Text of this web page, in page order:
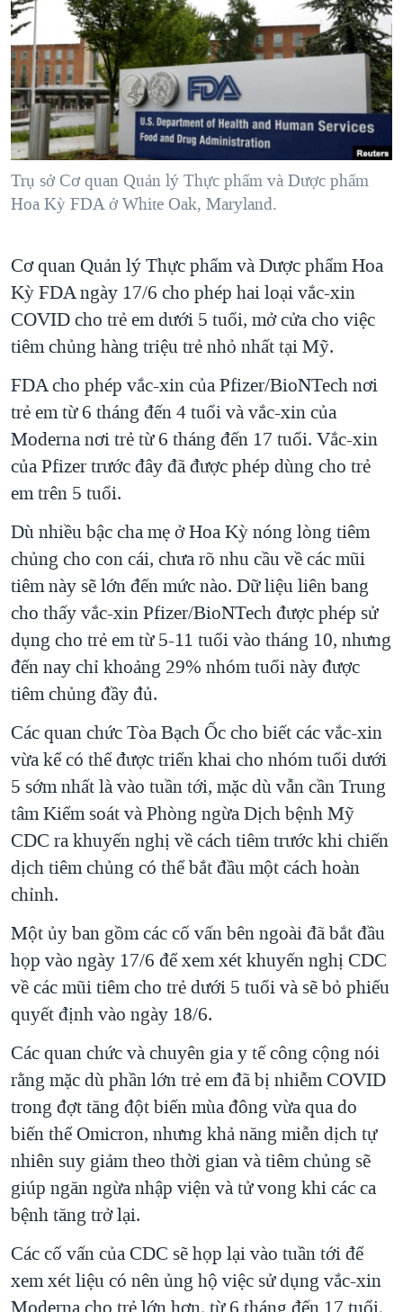
"Tìm" NGƯỜI VIỆT HẢI NGOẠI
ĐỜI SỐNG
KINH TẾ
KHOA HỌC
SỨC KHOẺ
VĂN HOÁ
THỂ THAO
TẠI
HÀNH TRÌNH BẦU CỬ 2024
MỘT NĂM CHIẾN TRANH TẠI DẢI GAZA
GIẢI MÃ VÀNH ĐAI & CON ĐƯỜNG
NGÀY TỊ NẠN THẾ GIỚI
GROUND ZERO – XƯA VÀ NAY
CÁC GIÁ TRỊ CỘNG HÒA Ở VIỆT NAM
THƯỢNG ĐỈNH TRUMP-KIM TẠI VIỆT NAM
TRỊNH VĨNH BÌNH VS. CHÍNH PHỦ VIỆT NAM
NGƯ DÂN VIỆT VÀ LÀN SÓNG TRỘM HẢI SÂM
BÊN KIA QUỐC LỘ: TIẾNG VỌNG TỪ NÔNG THÔN MỸ
QUAN HỆ VIỆT MỸ
VIDEO
NGHE
MẠNG XÃ HỘI
Ngôn ngữ khác
Trụ sở Cơ quan Quản lý Thực phẩm và Dược phẩm
Hoa Kỳ FDA ở White Oak, Maryland.
Cơ quan Quản lý Thực phẩm và Dược phẩm Hoa
Kỳ FDA ngày 17/6 cho phép hai loại vắc-xin
COVID cho trẻ em dưới 5 tuổi, mở cửa cho việc
tiêm chủng hàng triệu trẻ nhỏ nhất tại Mỹ.
FDA cho phép vắc-xin của Pfizer/BioNTech nơi
trẻ em từ 6 tháng đến 4 tuổi và vắc-xin của
Moderna nơi trẻ từ 6 tháng đến 17 tuổi. Vắc-xin
của Pfizer trước đây đã được phép dùng cho trẻ
em trên 5 tuổi.
Dù nhiều bậc cha mẹ ở Hoa Kỳ nóng lòng tiêm
chủng cho con cái, chưa rõ nhu cầu về các mũi
tiêm này sẽ lớn đến mức nào. Dữ liệu liên bang
cho thấy vắc-xin Pfizer/BioNTech được phép sử
dụng cho trẻ em từ 5-11 tuổi vào tháng 10, nhưng
đến nay chỉ khoảng 29% nhóm tuổi này được
tiêm chủng đầy đủ.
Các quan chức Tòa Bạch Ốc cho biết các vắc-xin
vừa kể có thể được triển khai cho nhóm tuổi dưới
5 sớm nhất là vào tuần tới, mặc dù vẫn cần Trung
tâm Kiểm soát và Phòng ngừa Dịch bệnh Mỹ
CDC ra khuyến nghị về cách tiêm trước khi chiến
dịch tiêm chủng có thể bắt đầu một cách hoàn
chỉnh.
Một ủy ban gồm các cố vấn bên ngoài đã bắt đầu
họp vào ngày 17/6 để xem xét khuyến nghị CDC
về các mũi tiêm cho trẻ dưới 5 tuổi và sẽ bỏ phiếu
quyết định vào ngày 18/6.
Các quan chức và chuyên gia y tế công cộng nói
rằng mặc dù phần lớn trẻ em đã bị nhiễm COVID
trong đợt tăng đột biến mùa đông vừa qua do
biến thể Omicron, nhưng khả năng miễn dịch tự
nhiên suy giảm theo thời gian và tiêm chủng sẽ
giúp ngăn ngừa nhập viện và tử vong khi các ca
bệnh tăng trở lại.
Các cố vấn của CDC sẽ họp lại vào tuần tới để
xem xét liệu có nên ủng hộ việc sử dụng vắc-xin